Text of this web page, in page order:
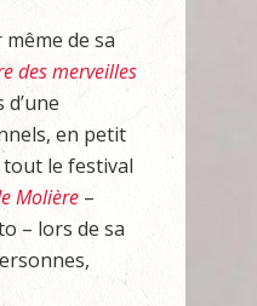
de sa
des merveilles
en petit
le festival
Molière –
– lors de sa